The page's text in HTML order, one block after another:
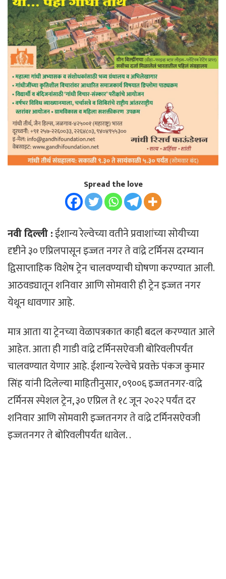
Spread the love
नवी दिल्ली :ईशान्य रेल्वेच्या वतीने प्रवाशांच्या सोयीच्या
दृष्टीने ३० एप्रिलपासून इज्जत नगर ते वांद्रे टर्मिनस दरम्यान
द्विसाप्ताहिक विशेष ट्रेन चालवण्याची घोषणा करण्यात आली.
आठवड्यातून शनिवार आणि सोमवारी ही ट्रेन इज्जत नगर
येथून धावणार आहे.
मात्र आता या ट्रेनच्या वेळापत्रकात काही बदल करण्यात आले
आहेत. आता ही गाडी वांद्रे टर्मिनसऐवजी बोरिवलीपर्यंत
चालवण्यात येणार आहे. ईशान्य रेल्वेचे प्रवक्ते पंकज कुमार
सिंह यांनी दिलेल्या माहितीनुसार, ०९००६ इज्जतनगर-वांद्रे
टर्मिनस स्पेशल ट्रेन, ३० एप्रिल ते १८ जून २०२२ पर्यंत दर
शनिवार आणि सोमवारी इज्जतनगर ते वांद्रे टर्मिनसऐवजी
इज्जतनगर ते बोरिवलीपर्यंत धावेल. .